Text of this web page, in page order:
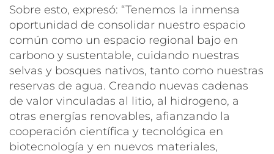
Sobre esto, expresó: “Tenemos la inmensa
oportunidad de consolidar nuestro espacio
común como un espacio regional bajo en
carbono y sustentable, cuidando nuestras
selvas y bosques nativos, tanto como nuestras
reservas de agua. Creando nuevas cadenas
de valor vinculadas al litio, al hidrogeno, a
otras energías renovables, afianzando la
cooperación científica y tecnológica en
biotecnología y en nuevos materiales,